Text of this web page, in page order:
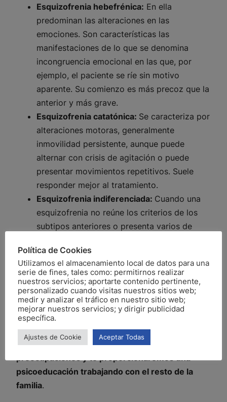
Esquizofrenia hebefrénica: En ella
predominan las alteraciones en las
emociones. Son características las
manifestaciones de lo que se denomina
incongruencia emocional en las que, por
ejemplo, el paciente se ríe sin motivo
aparente. Su comienzo es más precoz que la
anterior y más grave.
Esquizofrenia catatónica: Se caracteriza por
alteraciones motoras, generalmente
inmovilidad persistente, aunque puede
alternar con crisis de agitación o puede
presentar movimientos repetitivos. Suele
responder mejor al tratamiento.
Esquizofrenia indiferenciada: Cuando una
esquizofrenia no reúne los criterios de los
subtipos anteriores o presenta varios de
El tratamiento en este caso ha de combinar el
tratamiento farmacológico y el terapéutico.
Psicólogo y psiquiatra han de trabajar juntos para
ayudar a que la persona pueda manejarse de la
mejor manera en su día a día. Así, en
te ayudaremos a aprender habilidades sociales,
a controlar los impulsos, a dialogar sobre tus
psicoeducación trabajando con el resto de la
familia.
Política de Cookies
Utilizamos el almacenamiento local de datos para una
serie de fines, tales como: permitirnos realizar
nuestros servicios; aportarte contenido pertinente,
personalizado cuando visitas nuestros sitios web;
medir y analizar el tráfico en nuestro sitio web;
mejorar nuestros servicios; y dirigir publicidad
específica.
Ajustes de Cookie Aceptar Todas